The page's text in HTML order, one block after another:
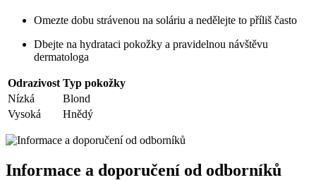
Omezte dobu strávenou na soláriu a nedělejte to příliš často
Dbejte na ‌hydrataci⁤ pokožky a ‌pravidelnou ​návštěvu
dermatologa
Odrazivost Typ⁣ pokožky
Nízká
Blond
Vysoká
Hnědý
Informace​ a⁣ doporučení od ​odborníků